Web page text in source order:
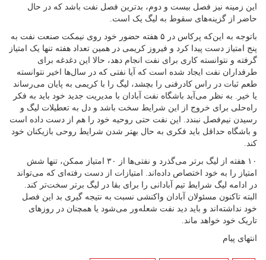
این زمینه نیز فصل بیست و دوم، بدترین فصل نفت باشد که در حال
حاضر از گزینه‌های سقوط به لیگ یک است.
باتوجه به این‌که پرکاس در ۵ هفته حضور خود روی نیمکت صنعت نفت به
پنج امتیاز دست پیدا کرد و فیروز کریمی در همین تعداد هفته تنها یک امتیاز
گرفته و نتوانسته کاری برای نفت انجام دهد، حالا این دغدغه برای
طرفداران نفت ایجاد شده است که آیا نفتی که در سال‌ها اخیر نتوانسته
طعم ثبات در راس کادرفنی را بچشد، لیگ را با کریمی به پایان می‌رساند
یا خیر. به نظر می‌آید باشگاه نفت آبادان با مدیریت جدید خود باید به فکر
راه‌حلی برای خروج از این شرایط سخت باشد و دل به تعطیلات لیگ و
رسیدن نیم‌فصل نبندد. این نفت حتی روحیه خود را هم از دست داده است
و باشگاه حداقل باید فکری به حال بهتر شدن شرایط روحی بازیکنان خود
کند.
۱۰ هفته از لیگ برتر می‌گذرد و نفتی‌ها از ۳۰ امتیاز ممکن، تنها شش
امتیاز را به خود اختصاص داده‌اند. امتیازات از دست رفته‌ای که می‌تواند
در ادامه لیگ شرایط تیم آبادانی را برای بقا در لیگ برتر سخت‌تر کند.
البته تاکنون مسئولان آبادان واکنشی نسبت به نتیجه گیری بد این فصل
خود نداشته‌اند و باید دید نفت شعله‌ور می‌شود یا همچنان در روزهای
تاریک خود خواهد ماند.
انتهای پیام